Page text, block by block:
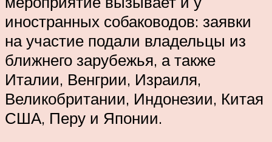
иностранных собаководов: заявки
на участие подали владельцы из
ближнего зарубежья, а также
Италии, Венгрии, Израиля,
Великобритании, Индонезии, Китая
США, Перу и Японии.